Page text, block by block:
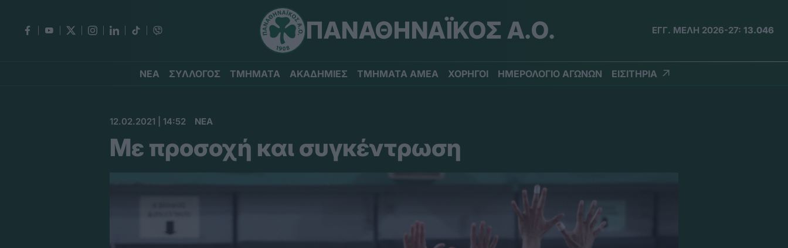
ΠΑΝΑΘΗΝΑΪΚΟΣ Α.Ο. ΕΓΓ. ΜΕΛΗ 2026-27: 13.046
ΝΕΑ ΣΥΛΛΟΓΟΣ ΤΜΗΜΑΤΑ ΑΚΑΔΗΜΙΕΣ ΤΜΗΜΑΤΑ ΑΜΕΑ ΧΟΡΗΓΟΙ ΗΜΕΡΟΛΟΓΙΟ ΑΓΩΝΩΝ ΕΙΣΙΤΗΡΙΑ
12.02.2021 | 14:52 ΝΕΑ
Με προσοχή και συγκέντρωση